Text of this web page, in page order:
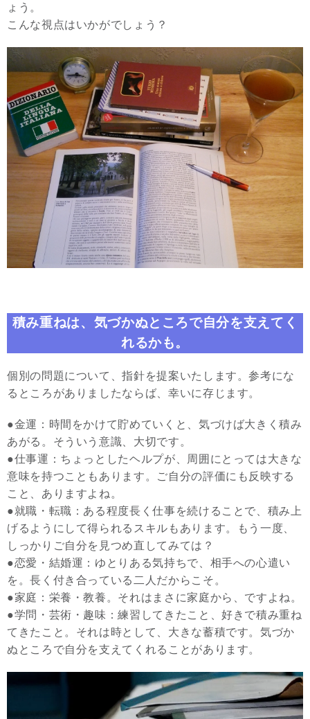
ょう。
こんな視点はいかがでしょう？
積み重ねは、気づかぬところで自分を支えてく
れるかも。
個別の問題について、指針を提案いたします。参考にな
るところがありましたならば、幸いに存じます。
●金運：時間をかけて貯めていくと、気づけば大きく積み
あがる。そういう意識、大切です。
●仕事運：ちょっとしたヘルプが、周囲にとっては大きな
意味を持つこともあります。ご自分の評価にも反映する
こと、ありますよね。
●就職・転職：ある程度長く仕事を続けることで、積み上
げるようにして得られるスキルもあります。もう一度、
しっかりご自分を見つめ直してみては？
●恋愛・結婚運：ゆとりある気持ちで、相手への心遣い
を。長く付き合っている二人だからこそ。
●家庭：栄養・教養。それはまさに家庭から、ですよね。
●学問・芸術・趣味：練習してきたこと、好きで積み重ね
てきたこと。それは時として、大きな蓄積です。気づか
ぬところで自分を支えてくれることがあります。